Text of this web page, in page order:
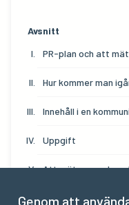
Avsnitt
PR-plan och att
Hur kommer man
Innehåll i en
Uppgift
Att mäta egna
Att mäta PR
Genom att